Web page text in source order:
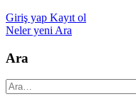
Giriş yap Kayıt ol
Neler yeni Ara
Ara